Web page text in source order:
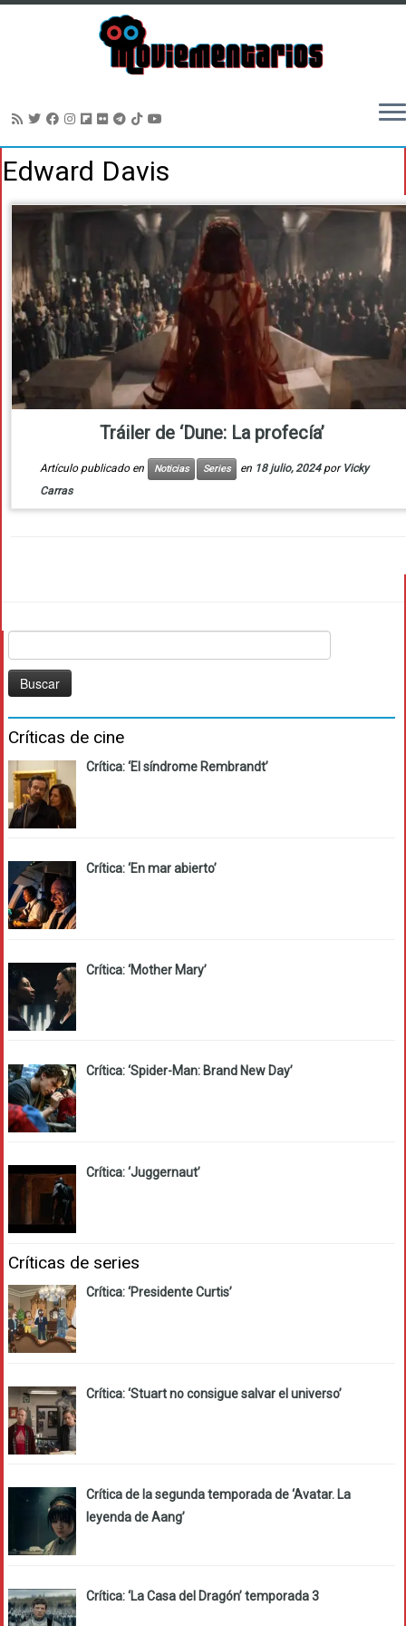
Saltar
alEdward Davis
Tráiler de ‘Dune: La profecía’
Artículo publicado en Noticias Series en 18 julio, 2024 por Vicky
Carras
Críticas de cine
Crítica: ‘El síndrome Rembrandt’
Crítica: ‘En mar abierto’
Crítica: ‘Mother Mary’
Crítica: ‘Spider-Man: Brand New Day’
Crítica: ‘Juggernaut’
Críticas de series
Crítica: ‘Presidente Curtis’
Crítica: ‘Stuart no consigue salvar el universo’
Crítica de la segunda temporada de ‘Avatar. La
leyenda de Aang’
Crítica: ‘La Casa del Dragón’ temporada 3